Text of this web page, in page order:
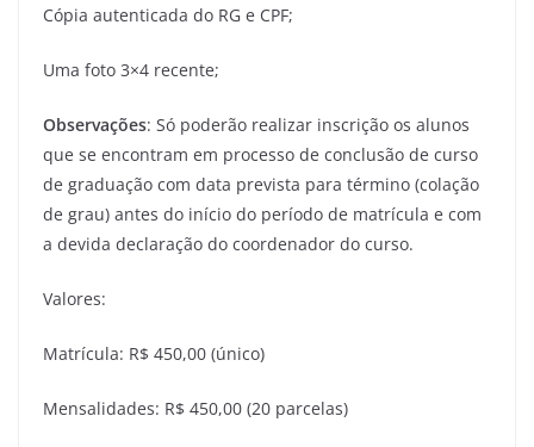
Cópia autenticada do RG e CPF;
Uma foto 3×4 recente;
Observações: Só poderão realizar inscrição os alunos
que se encontram em processo de conclusão de curso
de graduação com data prevista para término (colação
de grau) antes do início do período de matrícula e com
a devida declaração do coordenador do curso.
Valores:
Matrícula: R$ 450,00 (único)
Mensalidades: R$ 450,00 (20 parcelas)